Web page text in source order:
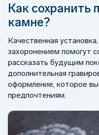
Как сохранить
камне?
Качественная
захоронением помогут
рассказать будущим
дополнительная
оформление, которое
предпочтениям.